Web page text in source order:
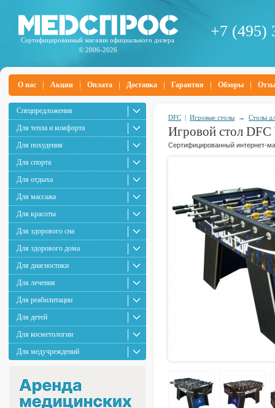
Сертифицированный магазин официального дилера
© 2006-2026
+7 (495)
О нас Акции Оплата Доставка Гарантия Обзоры
Спецпредложения
Для тепла и комфорта
Для похудения
Для спорта
Для отдыха
Для массажа
Для красоты
Для здорового сна
Для здорового дома
Для диагностики
Для лечения
Для реабилитации
Для детей
Для косметологии
Для медучреждений
DFC | Игровые столы → Столы
Игровой стол
Сертифицированный интернет-